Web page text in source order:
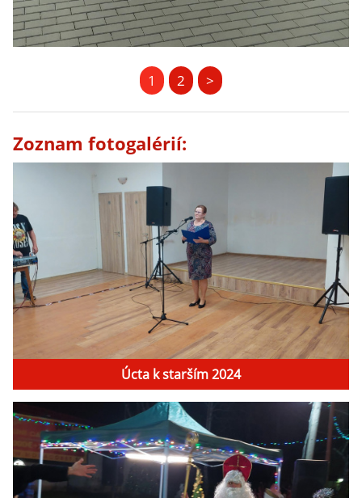
1 2 >
Zoznam fotogalérií:
Úcta k starším 2024